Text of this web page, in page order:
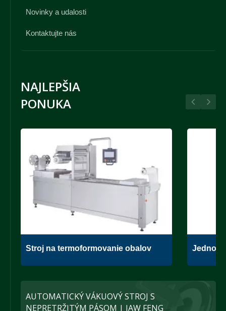
Novinky a udalosti
Kontaktujte nás
NAJLEPŠIA
PONUKA
Stroj na termoformovanie obalov
AUTOMATICKÝ VÁKUOVÝ STROJ S
NEPRETRŽITÝM PÁSOM | JAW FENG